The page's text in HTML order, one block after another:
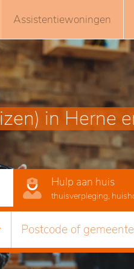
Assistentiewoningen
in Herne
Hulp aan huis
thuisverpleging,